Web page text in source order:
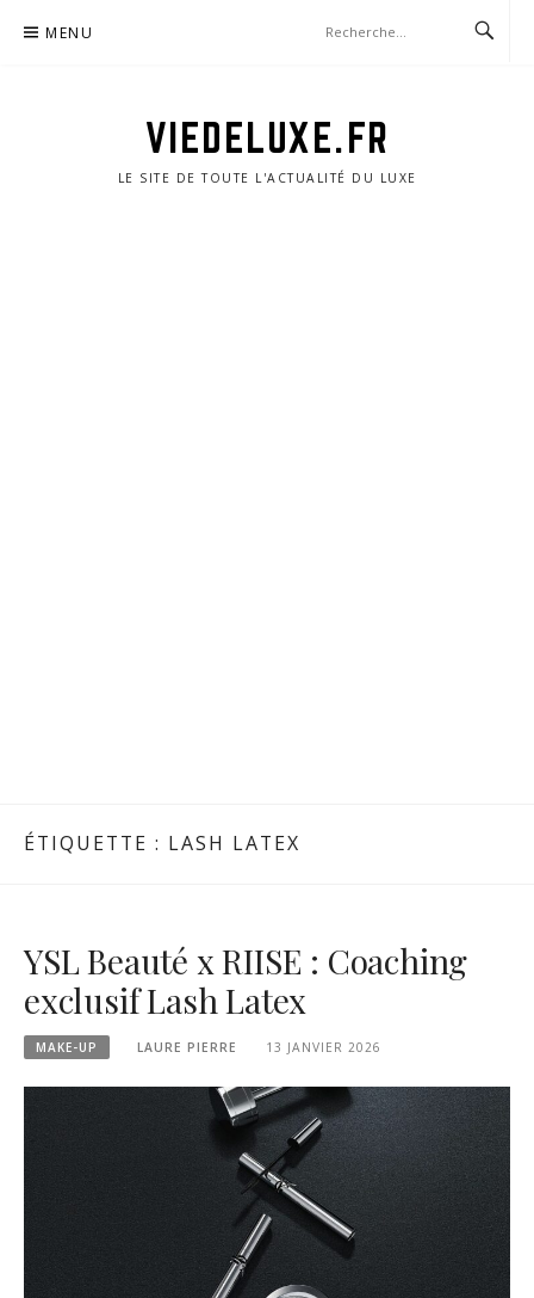
MENU
VIEDELUXE.FR
LE SITE DE TOUTE L'ACTUALITÉ DU LUXE
ÉTIQUETTE : LASH LATEX
YSL Beauté x RIISE : Coaching
exclusif Lash Latex
MAKE-UP LAURE PIERRE 13 JANVIER 2026